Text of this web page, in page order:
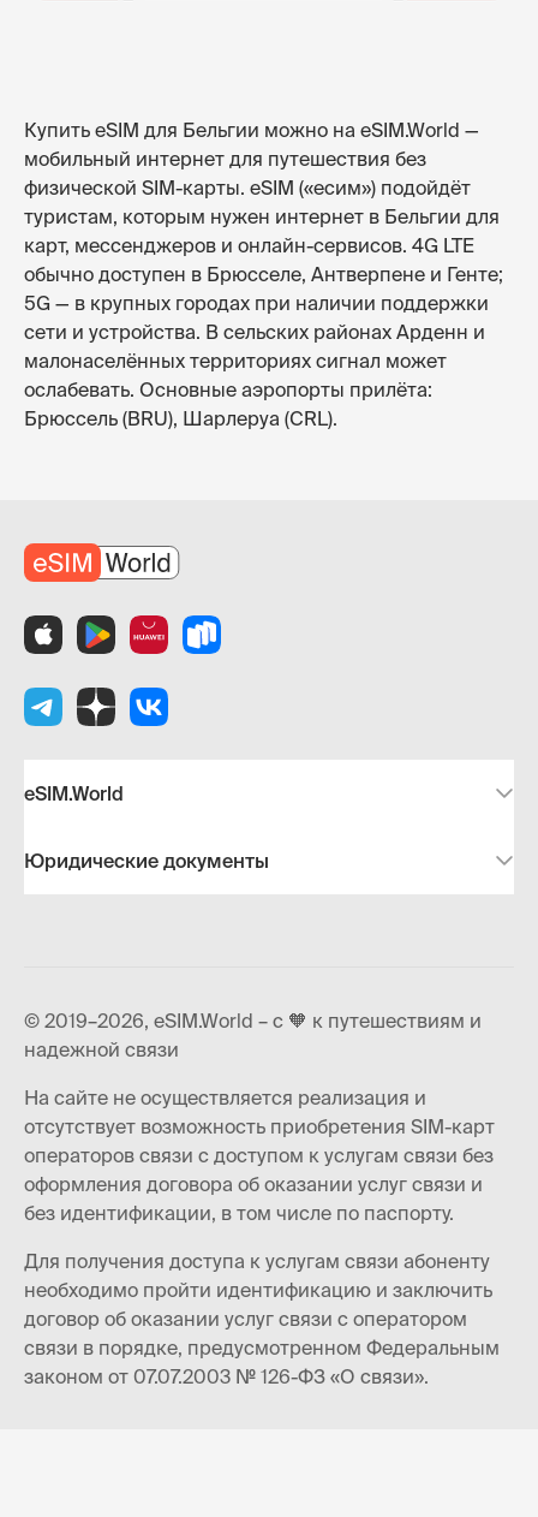
Купить eSIM для Бельгии можно на eSIM.World —
мобильный интернет для путешествия без
физической SIM-карты. eSIM («есим») подойдёт
туристам, которым нужен интернет в Бельгии для
карт, мессенджеров и онлайн-сервисов. 4G LTE
обычно доступен в Брюсселе, Антверпене и Генте;
5G — в крупных городах при наличии поддержки
сети и устройства. В сельских районах Арденн и
малонаселённых территориях сигнал может
ослабевать. Основные аэропорты прилёта:
Брюссель (BRU), Шарлеруа (CRL).
eSIM.World
Юридические документы
© 2019–2026, eSIM.World – с 🧡 к путешествиям и
надежной связи
На сайте не осуществляется реализация и
отсутствует возможность приобретения SIM-карт
операторов связи с доступом к услугам связи без
оформления договора об оказании услуг связи и
без идентификации, в том числе по паспорту.
Для получения доступа к услугам связи абоненту
необходимо пройти идентификацию и заключить
договор об оказании услуг связи с оператором
связи в порядке, предусмотренном Федеральным
законом от 07.07.2003 № 126-ФЗ «О связи».